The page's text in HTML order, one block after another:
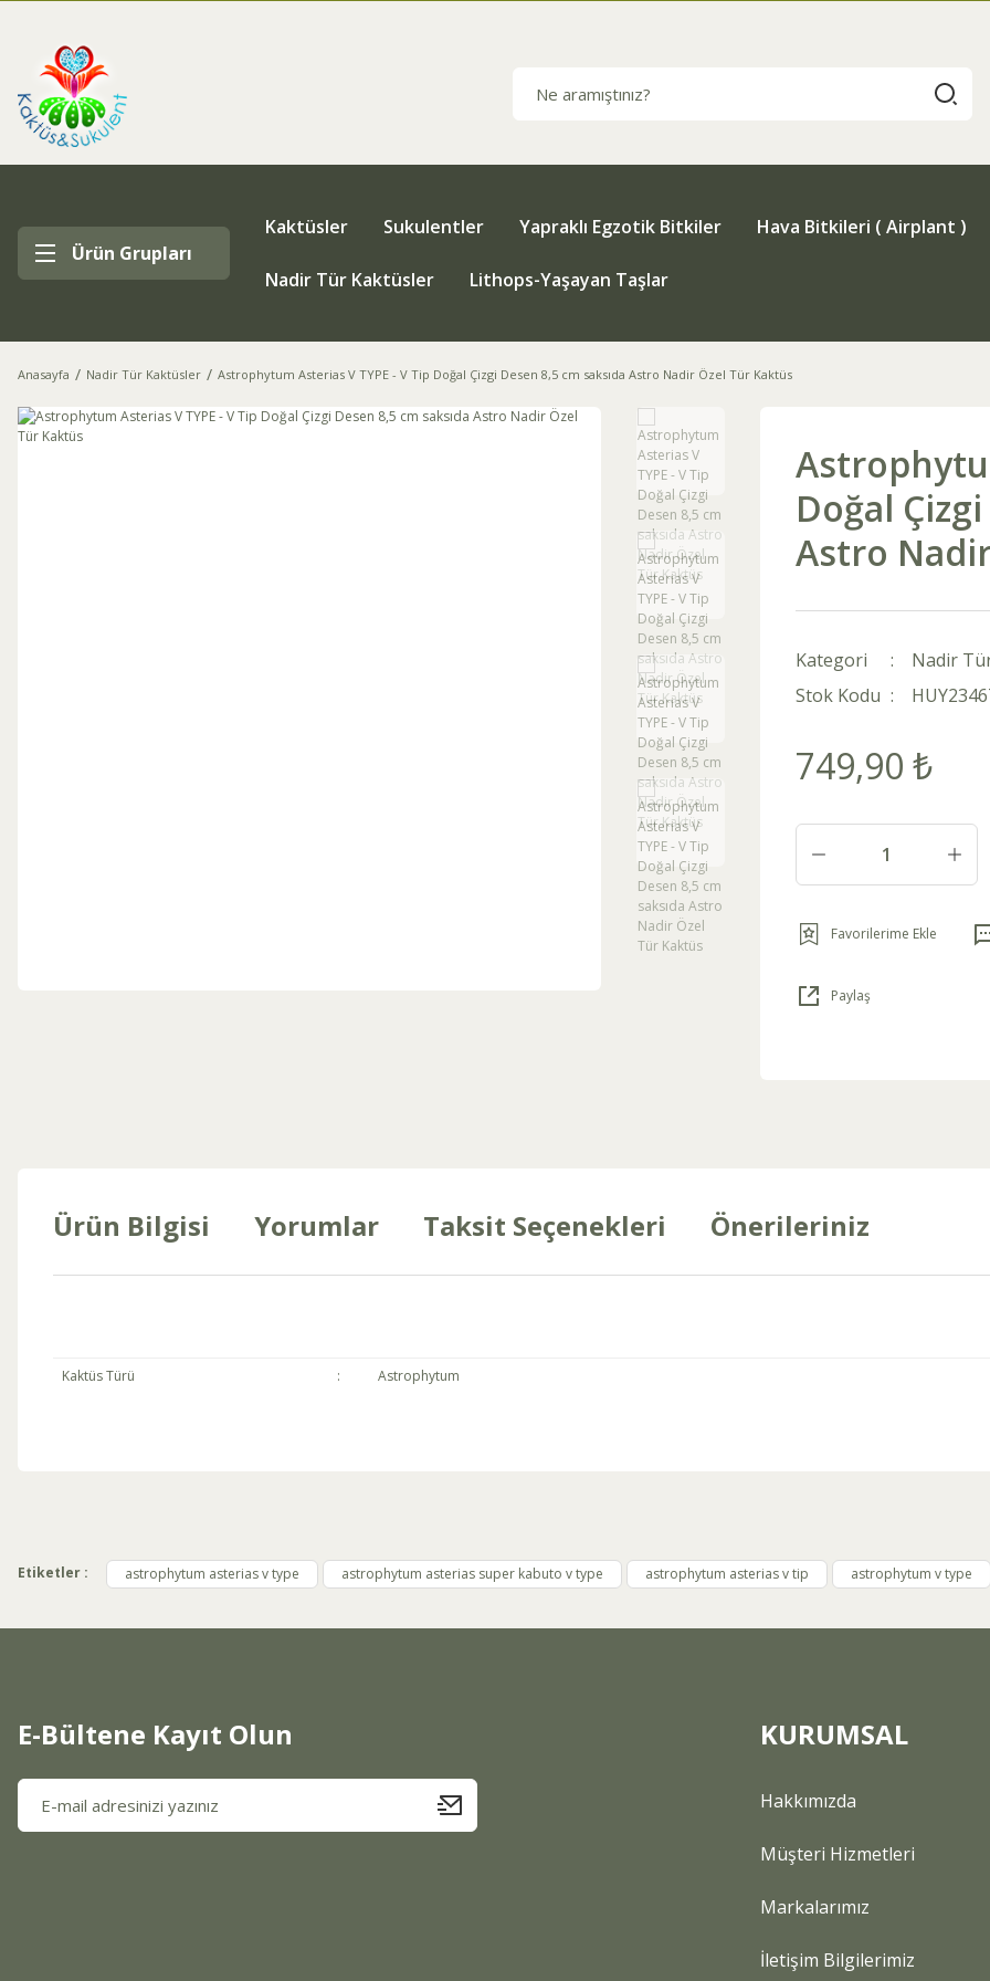
Ürün Grupları
Kaktüsler Sukulentler Yapraklı Egzotik Bitkiler Hava Bitkileri ( Airplant )
Nadir Tür Kaktüsler Lithops-Yaşayan Taşlar
Anasayfa Nadir Tür Kaktüsler Astrophytum Asterias V TYPE - V Tip Doğal Çizgi Desen 8,5 cm saksıda Astro Nadir Özel Tür Kaktüs
Doğal
Astro
Kategori Nadir
Stok Kodu
749,90 ₺
Paylaş
Ürün Bilgisi Yorumlar Taksit Seçenekleri Önerileriniz
Kaktüs Türü : Astrophytum
Ürün açıklamasında eksik bilgiler bulunuyor.
Ürün bilgilerinde hatalar bulunuyor.
Gönder
Etiketler : astrophytum asterias v type astrophytum asterias super kabuto v type astrophytum asterias v tip astrophytum v type
E-Bültene Kayıt Olun KURUMSAL
Hakkımızda
Müşteri Hizmetleri
Markalarımız
İletişim Bilgilerimiz